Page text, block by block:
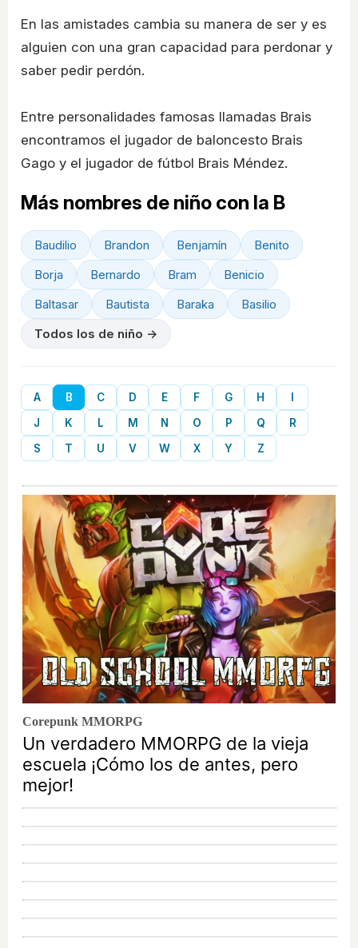
En las amistades cambia su manera de ser y es
alguien con una gran capacidad para perdonar y
saber pedir perdón.
Entre personalidades famosas llamadas Brais
encontramos el jugador de baloncesto Brais
Gago y el jugador de fútbol Brais Méndez.
Más nombres de niño con la B
Baudilio Brandon Benjamín
Benito
Borja
Bernardo Bram
Benicio
Baltasar
Bautista Baraka
Basilio
Todos los de niño →
A B C D E F G H
J
K L M N O P Q
R
S
T U V W X Y Z
Corepunk MMORPG
Un verdadero MMORPG de la vieja
escuela ¡Cómo los de antes, pero
mejor!